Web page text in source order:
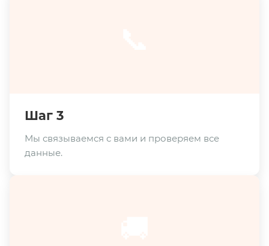
Шаг 3
Мы связываемся с вами и проверяем все
данные.